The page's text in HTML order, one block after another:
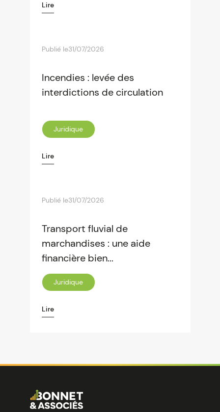
Lire
Publié le31/07/2026
Incendies : levée des
interdictions de circulation
Juridique
Lire
Publié le31/07/2026
Transport fluvial de
marchandises : une aide
financière bien...
Juridique
Lire
Image